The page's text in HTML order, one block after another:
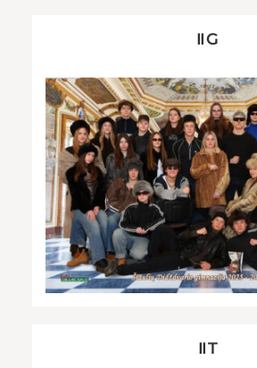
II G
II T